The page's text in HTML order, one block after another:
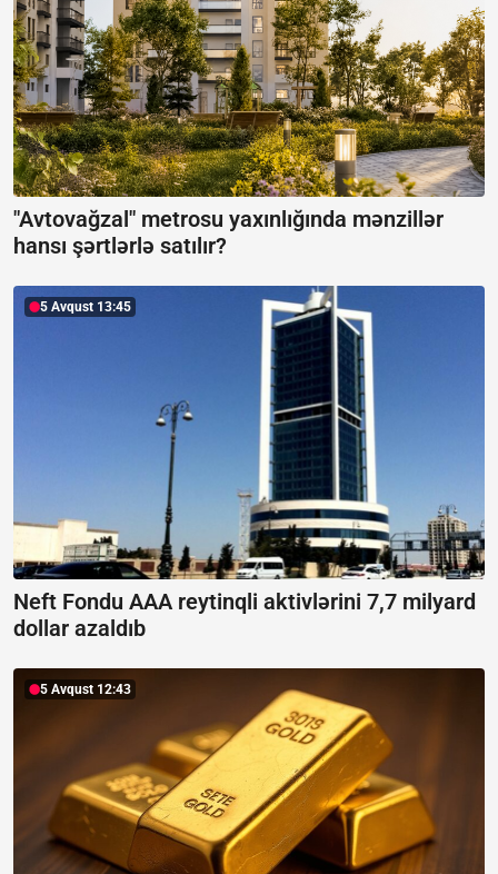
"Avtovağzal" metrosu yaxınlığında mənzillər
hansı şərtlərlə satılır?
5 Avqust 13:45
Neft Fondu AAA reytinqli aktivlərini 7,7 milyard
dollar azaldıb
5 Avqust 12:43